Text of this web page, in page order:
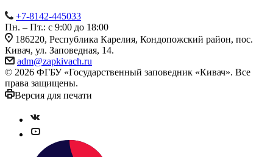
+7-8142-445033
Пн. – Пт.: с 9:00 до 18:00
186220, Республика Карелия, Кондопожский район, пос.
Кивач, ул. Заповедная, 14.
adm@zapkivach.ru
© 2026 ФГБУ «Государственный заповедник «Кивач». Все
права защищены.
Версия для печати